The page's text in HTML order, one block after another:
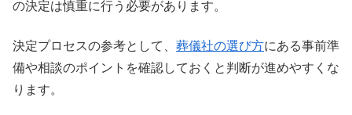
の決定は慎重に行う必要があります。
決定プロセスの参考として、 葬儀社の選び方にある事前準
備や相談のポイントを確認しておくと判断が進めやすくな
ります。